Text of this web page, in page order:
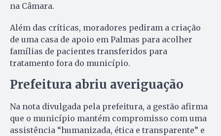
na Câmara.
Além das críticas, moradores pediram a criação
de uma casa de apoio em Palmas para acolher
famílias de pacientes transferidos para
tratamento fora do município.
Prefeitura abriu averiguação
Na nota divulgada pela prefeitura, a gestão afirma
que o município mantém compromisso com uma
assistência “humanizada, ética e transparente” e